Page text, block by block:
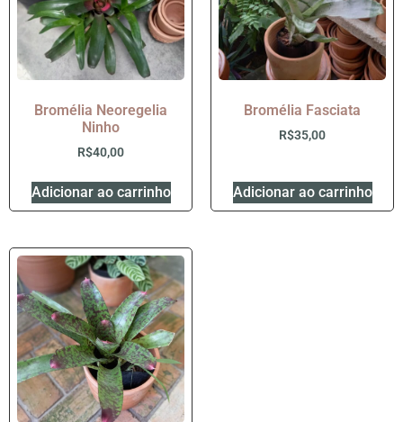
Bromélia Neoregelia
Ninho
R$40,00
Adicionar ao carrinho
Bromélia Fasciata
R$35,00
Adicionar ao carrinho